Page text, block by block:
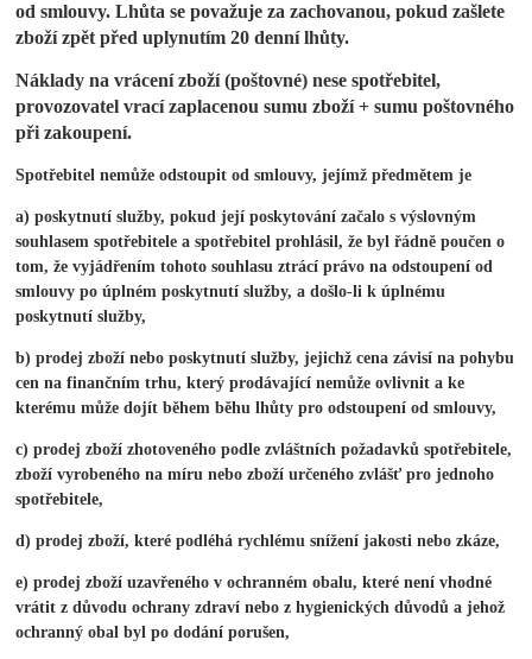
od smlouvy. Lhůta se považuje za zachovanou, pokud zašlete
zboží zpět před uplynutím 20 denní lhůty.
Náklady na vrácení zboží (poštovné) nese spotřebitel,
provozovatel vrací zaplacenou sumu zboží + sumu poštovného
při zakoupení.
Spotřebitel nemůže odstoupit od smlouvy, jejímž předmětem je
a) poskytnutí služby, pokud její poskytování začalo s výslovným
souhlasem spotřebitele a spotřebitel prohlásil, že byl řádně poučen o
tom, že vyjádřením tohoto souhlasu ztrácí právo na odstoupení od
smlouvy po úplném poskytnutí služby, a došlo-li k úplnému
poskytnutí služby,
b) prodej zboží nebo poskytnutí služby, jejichž cena závisí na pohybu
cen na finančním trhu, který prodávající nemůže ovlivnit a ke
kterému může dojít během běhu lhůty pro odstoupení od smlouvy,
c) prodej zboží zhotoveného podle zvláštních požadavků spotřebitele,
zboží vyrobeného na míru nebo zboží určeného zvlášť pro jednoho
spotřebitele,
d) prodej zboží, které podléhá rychlému snížení jakosti nebo zkáze,
e) prodej zboží uzavřeného v ochranném obalu, které není vhodné
vrátit z důvodu ochrany zdraví nebo z hygienických důvodů a jehož
ochranný obal byl po dodání porušen,